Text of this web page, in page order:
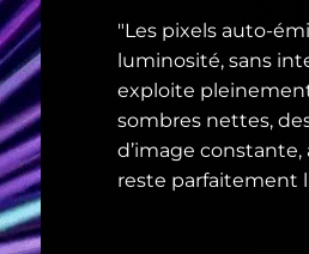
"Les pixels auto-
luminosité, sans
exploite
sombres nettes,
d’image
reste parfaitement